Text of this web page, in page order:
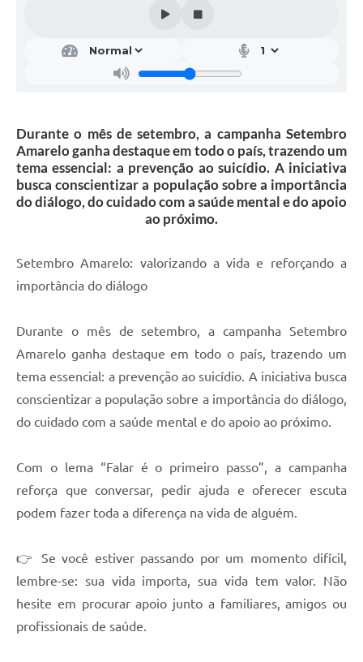
Durante o mês de setembro, a campanha Setembro
Amarelo ganha destaque em todo o país, trazendo um
tema essencial: a prevenção ao suicídio. A iniciativa
busca conscientizar a população sobre a importância
do diálogo, do cuidado com a saúde mental e do apoio
ao próximo.
Setembro Amarelo: valorizando a vida e reforçando a
importância do diálogo
Durante o mês de setembro, a campanha Setembro
Amarelo ganha destaque em todo o país, trazendo um
tema essencial: a prevenção ao suicídio. A iniciativa busca
conscientizar a população sobre a importância do diálogo,
do cuidado com a saúde mental e do apoio ao próximo.
Com o lema “Falar é o primeiro passo”, a campanha
reforça que conversar, pedir ajuda e oferecer escuta
podem fazer toda a diferença na vida de alguém.
👉 Se você estiver passando por um momento difícil,
lembre-se: sua vida importa, sua vida tem valor. Não
hesite em procurar apoio junto a familiares, amigos ou
profissionais de saúde.